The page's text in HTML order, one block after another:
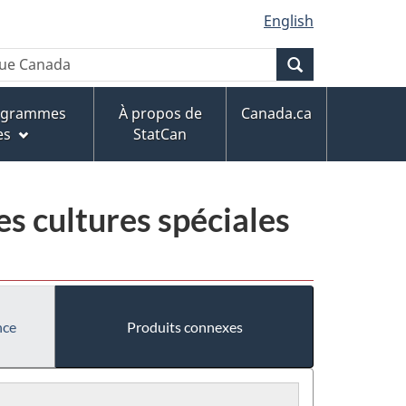
English
À propos de
StatCan
Canada.ca
cultures spéciales
Produits connexes